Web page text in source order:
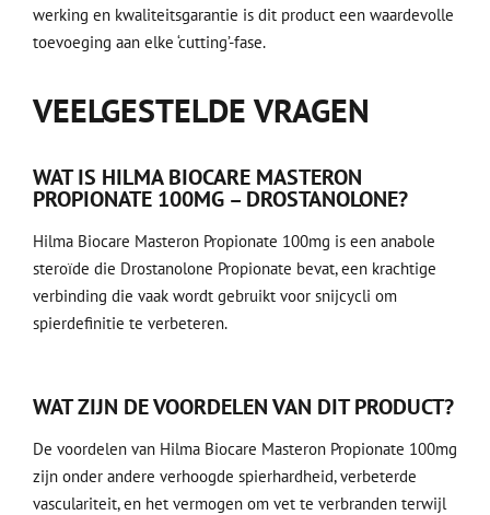
werking en kwaliteitsgarantie is dit product een waardevolle
toevoeging aan elke ‘cutting’-fase.
VEELGESTELDE VRAGEN
WAT IS HILMA BIOCARE MASTERON
PROPIONATE 100MG – DROSTANOLONE?
Hilma Biocare Masteron Propionate 100mg is een anabole
steroïde die Drostanolone Propionate bevat, een krachtige
verbinding die vaak wordt gebruikt voor snijcycli om
spierdefinitie te verbeteren.
WAT ZIJN DE VOORDELEN VAN DIT PRODUCT?
De voordelen van Hilma Biocare Masteron Propionate 100mg
zijn onder andere verhoogde spierhardheid, verbeterde
vasculariteit, en het vermogen om vet te verbranden terwijl